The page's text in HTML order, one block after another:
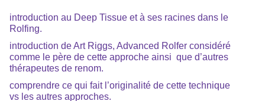
introduction au Deep Tissue et à ses racines dans le
Rolfing.
introduction de Art Riggs, Advanced Rolfer considéré
comme le père de cette approche ainsi que d’autres
thérapeutes de renom.
comprendre ce qui fait l’originalité de cette technique
vs les autres approches.